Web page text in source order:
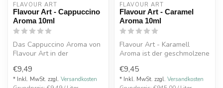
FLAVOUR ART
Flavour Art - Cappuccino
Aroma 10ml
Das Cappuccino Aroma von
Flavour Art in der
bringt das ...
€9,49
* Inkl. MwSt. zzgl. Versandkosten
FLAVOUR ART
Flavour Art - Caramel
Aroma 10ml
Flavour Art - Karamell
Aroma ist der geschmolzene
Geschmacksexp...
€9,45
* Inkl. MwSt. zzgl. Versandkosten